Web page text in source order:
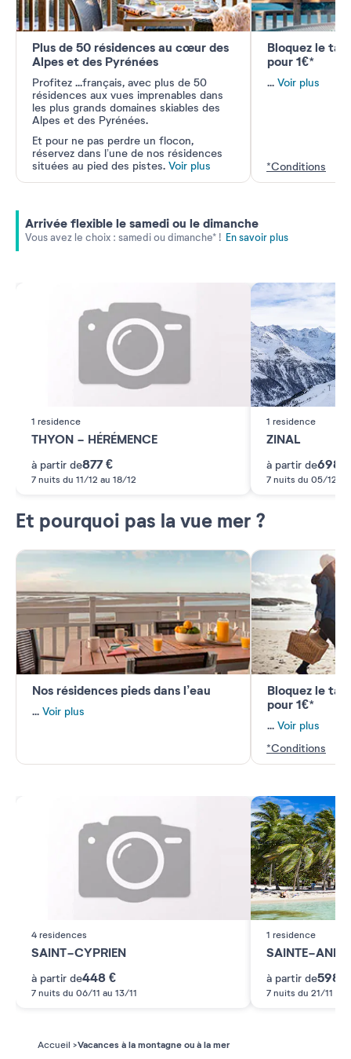
Plus de 50 résidences au cœur des
Alpes et des Pyrénées​
Profitez ...français, avec plus de 50
résidences aux vues imprenables dans
les plus grands domaines skiables des
Alpes et des Pyrénées.
Et pour ne pas perdre un flocon,
réservez dans l’une de nos résidences
situées au pied des pistes. Voir plus
Bloquez le
pour 1€*​
... Voir plus
*Conditions
Arrivée flexible le samedi ou le dimanche
Vous avez le choix : samedi ou dimanche* ! En savoir plus
1 residence
THYON - HÉRÉMENCE
à partir de877 €
7 nuits du 11/12 au 18/12
1 residence
ZINAL
à partir de698 €
7 nuits du 05/12 au
Et pourquoi pas la vue mer ?
Nos résidences pieds dans l’eau
... Voir plus
Bloquez le
pour 1€*​​
... Voir plus
*Conditions
4 residences
SAINT-CYPRIEN
à partir de448 €
7 nuits du 06/11 au 13/11
1 residence
SAINTE-ANNE
à partir de598 €
7 nuits du 21/11 au
Accueil Vacances à la montagne ou à la mer